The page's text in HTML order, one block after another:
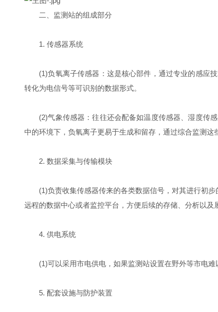
二、监测站的组成部分
1. 传感器系统
(1)负氧离子传感器：这是核心部件，通过专业的感应技
转化为电信号等可识别的数据形式。
(2)气象传感器：往往还会配备如温度传感器、湿度传感
中的环境下，负氧离子更易于生成和留存，通过综合监测
2. 数据采集与传输模块
(1)负责收集传感器传来的各类数据信号，对其进行初步
远程的数据中心或者监控平台，方便后续的存储、分析以及
4. 供电系统
(1)可以采用市电供电，如果监测站设置在野外等市电难
5. 配套设施与防护装置